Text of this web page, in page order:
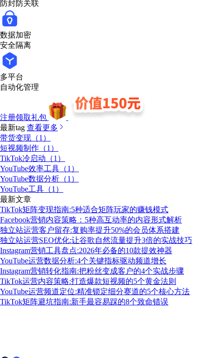
防封防关联
数据加密
安全隔离
多平台
自动化管理
注册领取礼包
最新tag 查看更多
带货变现（1）
短视频制作（1）
TikTok冷启动（1）
YouTube效率工具（1）
YouTube数据分析（1）
YouTube工具（1）
最新文章
TikTok矩阵变现指南:5种适合矩阵玩家的赚钱模式
Facebook营销内容策略：5种高互动率的内容形式解析
独立站运营客户留存:复购率提升50%的会员体系搭建
独立站运营SEO优化:让谷歌自然流量提升3倍的实战技巧
Instagram营销工具盘点:2026年必备的10款提效神器
YouTube运营数据分析:4个关键指标驱动频道增长
Instagram营销转化指南:把粉丝变成客户的4个实战步骤
TikTok运营内容策略:打造爆款短视频的5个黄金法则
YouTube运营频道定位:精准锁定细分赛道的5个核心方法
TikTok矩阵避坑指南:新手最容易踩的8个致命错误